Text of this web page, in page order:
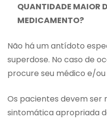
QUANTIDADE MAIOR
MEDICAMENTO?
Não há um antídoto
superdose. No caso de
procure seu médico e/
Os pacientes devem ser
sintomática apropriada